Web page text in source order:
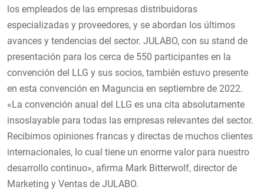
los empleados de las empresas distribuidoras
especializadas y proveedores, y se abordan los últimos
avances y tendencias del sector. JULABO, con su stand de
presentación para los cerca de 550 participantes en la
convención del LLG y sus socios, también estuvo presente
en esta convención en Maguncia en septiembre de 2022.
«La convención anual del LLG es una cita absolutamente
insoslayable para todas las empresas relevantes del sector.
Recibimos opiniones francas y directas de muchos clientes
internacionales, lo cual tiene un enorme valor para nuestro
desarrollo continuo», afirma Mark Bitterwolf, director de
Marketing y Ventas de JULABO.